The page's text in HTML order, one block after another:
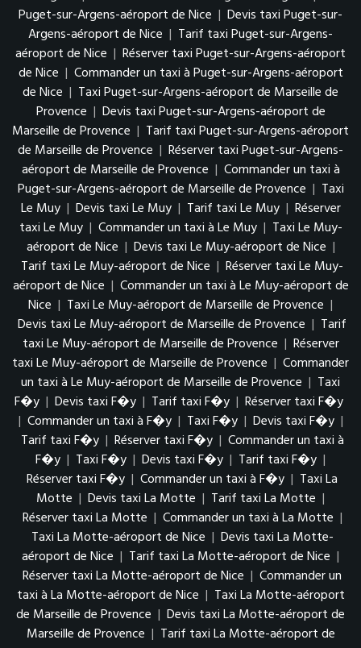
Puget-sur-Argens-aéroport de Nice | Devis taxi Puget-sur-
Argens-aéroport de Nice | Tarif taxi Puget-sur-Argens-
aéroport de Nice | Réserver taxi Puget-sur-Argens-aéroport
de Nice | Commander un taxi à Puget-sur-Argens-aéroport
de Nice | Taxi Puget-sur-Argens-aéroport de Marseille de
Provence | Devis taxi Puget-sur-Argens-aéroport de
Marseille de Provence | Tarif taxi Puget-sur-Argens-aéroport
de Marseille de Provence | Réserver taxi Puget-sur-Argens-
aéroport de Marseille de Provence | Commander un taxi à
Puget-sur-Argens-aéroport de Marseille de Provence | Taxi
Le Muy | Devis taxi Le Muy | Tarif taxi Le Muy | Réserver
taxi Le Muy | Commander un taxi à Le Muy | Taxi Le Muy-
aéroport de Nice | Devis taxi Le Muy-aéroport de Nice |
Tarif taxi Le Muy-aéroport de Nice | Réserver taxi Le Muy-
aéroport de Nice | Commander un taxi à Le Muy-aéroport de
Nice | Taxi Le Muy-aéroport de Marseille de Provence |
Devis taxi Le Muy-aéroport de Marseille de Provence | Tarif
taxi Le Muy-aéroport de Marseille de Provence | Réserver
taxi Le Muy-aéroport de Marseille de Provence | Commander
un taxi à Le Muy-aéroport de Marseille de Provence | Taxi
F�y | Devis taxi F�y | Tarif taxi F�y | Réserver taxi F�y
| Commander un taxi à F�y | Taxi F�y | Devis taxi F�y |
Tarif taxi F�y | Réserver taxi F�y | Commander un taxi à
F�y | Taxi F�y | Devis taxi F�y | Tarif taxi F�y |
Réserver taxi F�y | Commander un taxi à F�y | Taxi La
Motte | Devis taxi La Motte | Tarif taxi La Motte |
Réserver taxi La Motte | Commander un taxi à La Motte |
Taxi La Motte-aéroport de Nice | Devis taxi La Motte-
aéroport de Nice | Tarif taxi La Motte-aéroport de Nice |
Réserver taxi La Motte-aéroport de Nice | Commander un
taxi à La Motte-aéroport de Nice | Taxi La Motte-aéroport
de Marseille de Provence | Devis taxi La Motte-aéroport de
Marseille de Provence | Tarif taxi La Motte-aéroport de